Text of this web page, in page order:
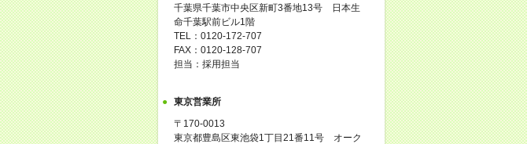
千葉県千葉市中央区新町3番地13号 日本生
命千葉駅前ビル1階
TEL：0120-172-707
FAX：0120-128-707
担当：採用担当
東京営業所
〒170-0013
東京都豊島区東池袋1丁目21番11号 オーク